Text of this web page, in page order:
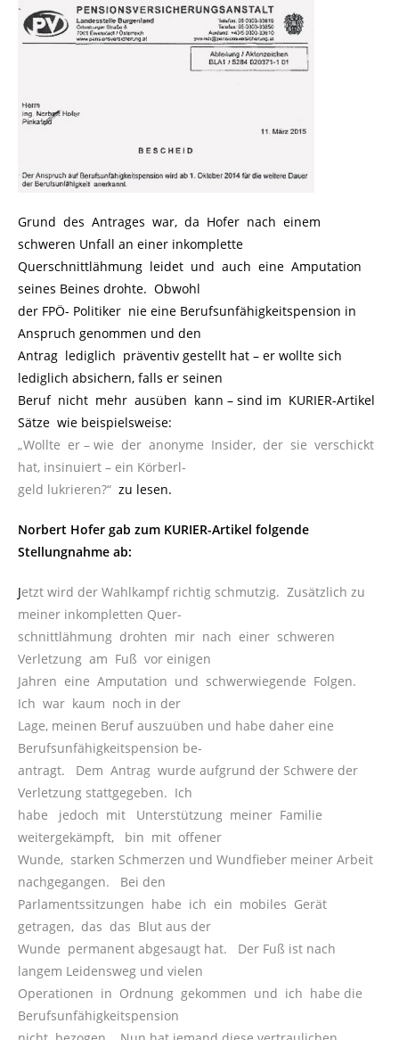
Grund des Antrages war, da Hofer nach einem
schweren Unfall an einer inkomplette
Querschnittlähmung leidet und auch eine Amputation
seines Beines drohte. Obwohl
der FPÖ- Politiker nie eine Berufsunfähigkeitspension in
Anspruch genommen und den
Antrag lediglich präventiv gestellt hat – er wollte sich
lediglich absichern, falls er seinen
Beruf nicht mehr ausüben kann – sind im KURIER-Artikel
Sätze wie beispielsweise:
„Wollte er – wie der anonyme Insider, der sie verschickt
hat, insinuiert – ein Körberl-
geld lukrieren?“ zu lesen.
Norbert Hofer gab zum KURIER-Artikel folgende
Stellungnahme ab:
Jetzt wird der Wahlkampf richtig schmutzig. Zusätzlich zu
meiner inkompletten Quer-
schnittlähmung drohten mir nach einer schweren
Verletzung am Fuß vor einigen
Jahren eine Amputation und schwerwiegende Folgen.
Ich war kaum noch in der
Lage, meinen Beruf auszuüben und habe daher eine
Berufsunfähigkeitspension be-
antragt. Dem Antrag wurde aufgrund der Schwere der
Verletzung stattgegeben. Ich
habe jedoch mit Unterstützung meiner Familie
weitergekämpft, bin mit offener
Wunde, starken Schmerzen und Wundfieber meiner Arbeit
nachgegangen. Bei den
Parlamentssitzungen habe ich ein mobiles Gerät
getragen, das das Blut aus der
Wunde permanent abgesaugt hat. Der Fuß ist nach
langem Leidensweg und vielen
Operationen in Ordnung gekommen und ich habe die
Berufsunfähigkeitspension